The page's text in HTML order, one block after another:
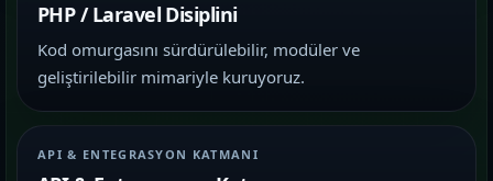
PHP / Laravel Disiplini
Kod omurgasını sürdürülebilir, modüler ve
geliştirilebilir mimariyle kuruyoruz.
API & ENTEGRASYON KATMANI